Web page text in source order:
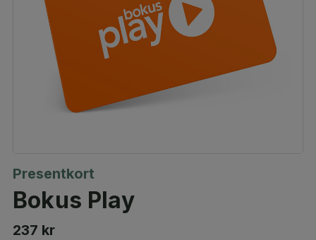
Presentkort
Bokus Play
237 kr